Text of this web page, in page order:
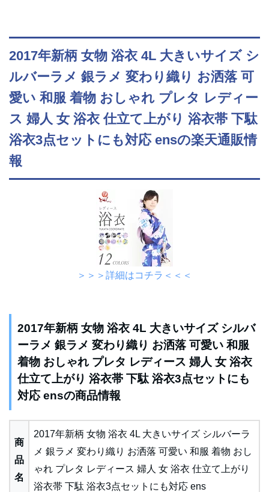
2017年新柄 女物 浴衣 4L 大きいサイズ シ
ルバーラメ 銀ラメ 変わり織り お洒落 可
愛い 和服 着物 おしゃれ プレタ レディー
ス 婦人 女 浴衣 仕立て上がり 浴衣帯 下駄
浴衣3点セットにも対応 ensの楽天通販情
報
＞＞＞詳細はコチラ＜＜＜
2017年新柄 女物 浴衣 4L 大きいサイズ シルバ
ーラメ 銀ラメ 変わり織り お洒落 可愛い 和服
着物 おしゃれ プレタ レディース 婦人 女 浴衣
仕立て上がり 浴衣帯 下駄 浴衣3点セットにも
対応 ensの商品情報
商
品
名
2017年新柄 女物 浴衣 4L 大きいサイズ シルバーラ
メ 銀ラメ 変わり織り お洒落 可愛い 和服 着物 おし
ゃれ プレタ レディース 婦人 女 浴衣 仕立て上がり
浴衣帯 下駄 浴衣3点セットにも対応 ens